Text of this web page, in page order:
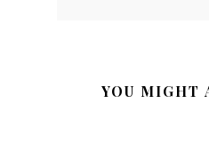
YOU MIGHT